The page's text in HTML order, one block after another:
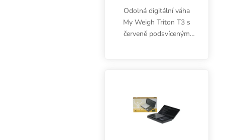
Odolná digitální váha
My Weigh Triton T3 s
červeně podsvíceným
baterií.